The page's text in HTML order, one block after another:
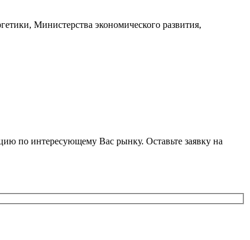
Министерства экономического развития,
по интересующему Вас рынку. Оставьте заявку на